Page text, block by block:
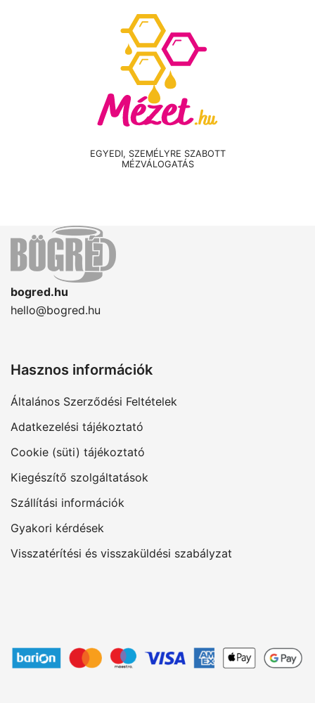
EGYEDI, SZEMÉLYRE SZABOTT
MÉZVÁLOGATÁS
bogred.hu
hello@bogred.hu
Hasznos információk
Általános Szerződési Feltételek
Adatkezelési tájékoztató
Cookie (süti) tájékoztató
Kiegészítő szolgáltatások
Szállítási információk
Gyakori kérdések
Visszatérítési és visszaküldési szabályzat